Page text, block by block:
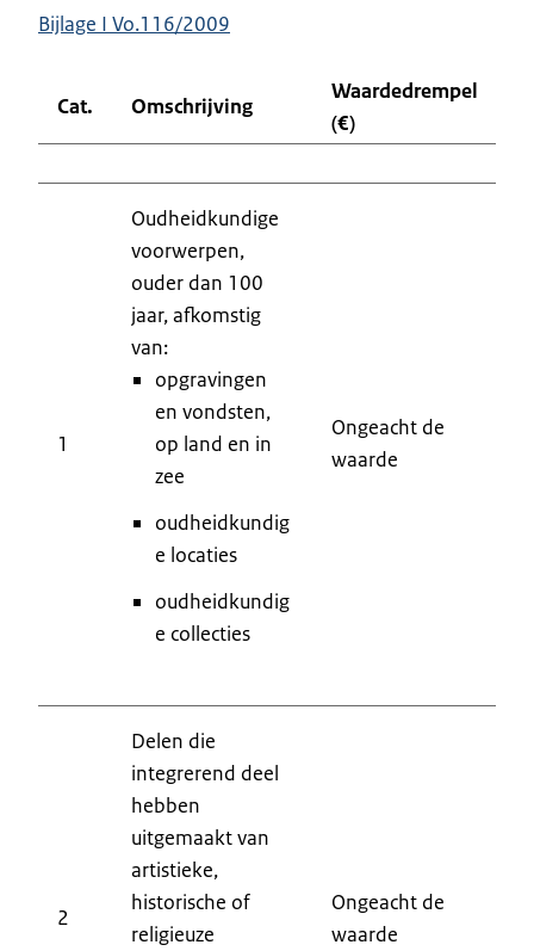
Bijlage I Vo.116/2009
Cat. Omschrijving
Waardedrempel
(€)
1
Oudheidkundige
voorwerpen,
ouder dan 100
jaar, afkomstig
van:
opgravingen
en vondsten,
op land en in
zee
oudheidkundig
e locaties
oudheidkundig
e collecties
Ongeacht de
waarde
2
Delen die
integrerend deel
hebben
uitgemaakt van
artistieke,
historische of
religieuze
Ongeacht de
waarde